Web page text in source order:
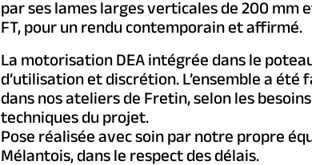
par ses lames larges verticales de 200 mm
FT, pour un rendu contemporain et affirmé.
La motorisation DEA intégrée dans le
d’utilisation et discrétion. L’ensemble a été
dans nos ateliers de Fretin, selon les
techniques du projet.
Pose réalisée avec soin par notre propre
Mélantois, dans le respect des délais.